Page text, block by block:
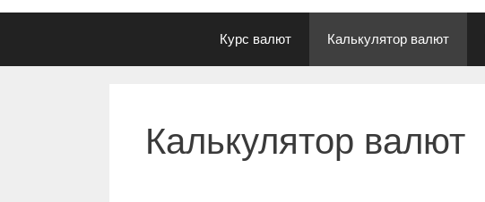
Курс валют Калькулятор валют
Калькулятор валют